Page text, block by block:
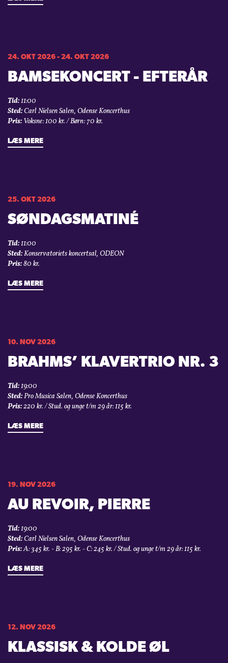
24. OKT 2026 - 24. OKT 2026
BAMSEKONCERT - EFTERÅR
Tid:11:00
Sted:Carl Nielsen Salen, Odense Koncerthus
Pris: Voksne: 100 kr. / Børn: 70 kr.
LÆS MERE
25. OKT 2026
SØNDAGSMATINÉ
Tid:11:00
Sted:Konservatoriets koncertsal, ODEON
Pris:80 kr.
LÆS MERE
10. NOV 2026
BRAHMS’ KLAVERTRIO NR. 3
Tid:19:00
Sted:Pro Musica Salen, Odense Koncerthus
Pris:220 kr. / Stud. og unge t/m 29 år: 115 kr.
LÆS MERE
19. NOV 2026
AU REVOIR, PIERRE
Tid:19:00
Sted:Carl Nielsen Salen, Odense Koncerthus
Pris:A: 345 kr. - B: 295 kr. - C: 245 kr. / Stud. og unge t/m 29 år: 115 kr.
LÆS MERE
12. NOV 2026
KLASSISK & KOLDE ØL